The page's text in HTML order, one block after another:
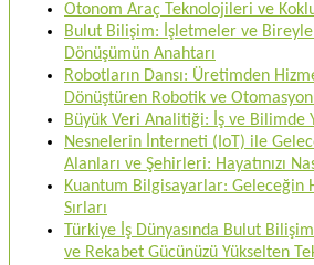
Otonom Araç Teknolojileri ve
Bulut Bilişim: İşletmeler ve
Dönüşümün Anahtarı
Robotların Dansı: Üretimden
Dönüştüren Robotik ve
Büyük Veri Analitiği: İş ve Bilimde
Nesnelerin İnterneti (IoT) ile
Alanları ve Şehirleri: Hayatınızı
Kuantum Bilgisayarlar: Geleceğin
Sırları
Türkiye İş Dünyasında Bulut
ve Rekabet Gücünüzü Yükselten